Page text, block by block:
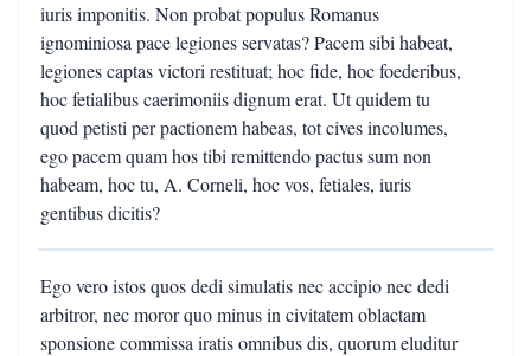
iuris imponitis. Non probat populus Romanus
ignominiosa pace legiones servatas? Pacem sibi habeat,
legiones captas victori restituat; hoc fide, hoc foederibus,
hoc fetialibus caerimoniis dignum erat. Ut quidem tu
quod petisti per pactionem habeas, tot cives incolumes,
ego pacem quam hos tibi remittendo pactus sum non
habeam, hoc tu, A. Corneli, hoc vos, fetiales, iuris
gentibus dicitis?
Ego vero istos quos dedi simulatis nec accipio nec dedi
arbitror, nec moror quo minus in civitatem oblactam
sponsione commissa iratis omnibus dis, quorum eluditur